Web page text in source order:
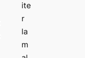
ite
r
la
m